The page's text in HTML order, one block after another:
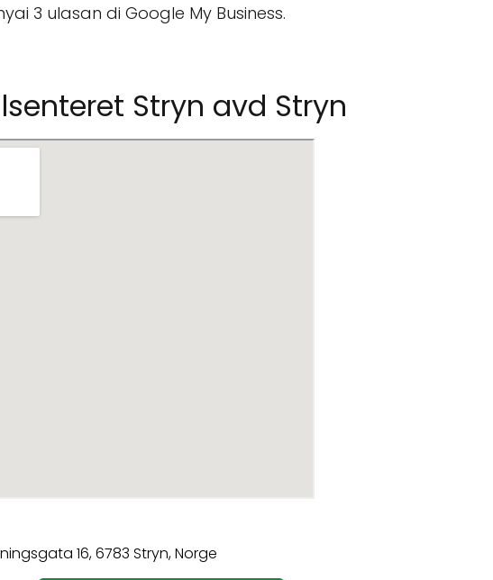
3 ulasan di Google My Business.
Stryn avd Stryn